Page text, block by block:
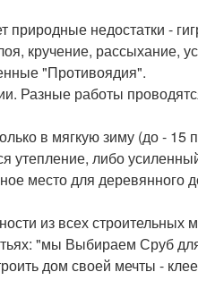
недостатки -
кручение, рассыхание,
"Противоядия".
Разные работы
в мягкую зиму (до -
утепление, либо
место для деревянного
из всех строительных
"мы Выбираем Сруб
дом своей мечты -